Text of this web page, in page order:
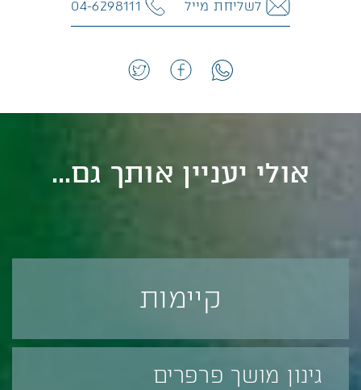
לשליחת מייל
04-6298111
אולי יעניין אותך גם...
קיימות
גינון מושך פרפרים